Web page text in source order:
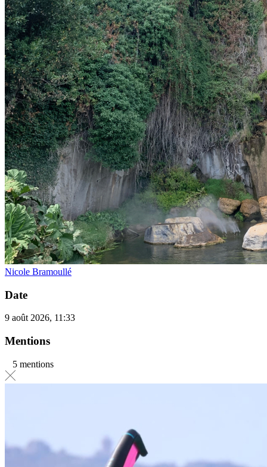
Nicole Bramoullé
Date
9 août 2026, 11:33
Mentions
5 mentions